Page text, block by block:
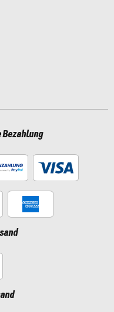
Bezahlung